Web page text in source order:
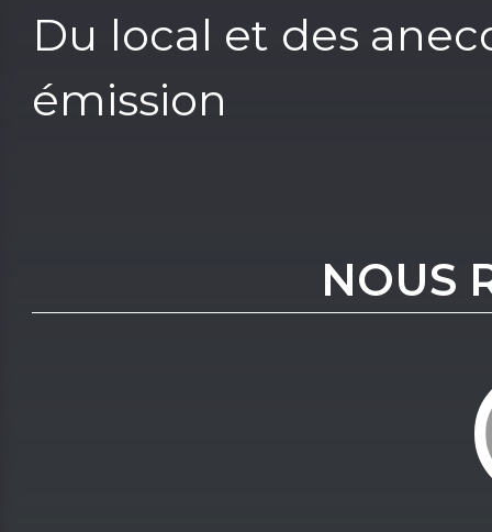
Du local et des
émission
NOUS